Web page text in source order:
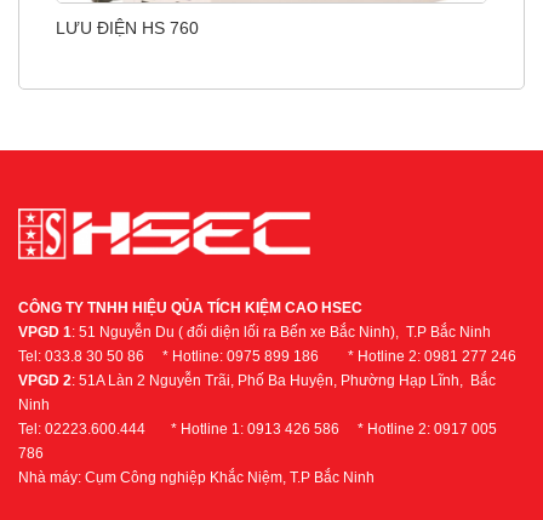
LƯU ĐIỆN HS 760
CÔNG TY TNHH HIỆU QỦA TÍCH KIỆM CAO HSEC
VPGD 1: 51 Nguyễn Du ( đối diện lối ra Bến xe Bắc Ninh), T.P Bắc Ninh
Tel: 033.8 30 50 86 * Hotline: 0975 899 186 * Hotline 2: 0981 277 246
VPGD 2: 51A Làn 2 Nguyễn Trãi, Phố Ba Huyện, Phường Hạp Lĩnh, Bắc
Ninh
Tel: 02223.600.444 * Hotline 1: 0913 426 586 * Hotline 2: 0917 005
786
Nhà máy: Cụm Công nghiệp Khắc Niệm, T.P Bắc Ninh